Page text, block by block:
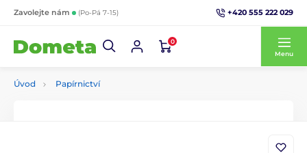
Zavolejte nám (Po-Pá 7-15) +420 555 222 029
0
Menu
Úvod Papírnictví